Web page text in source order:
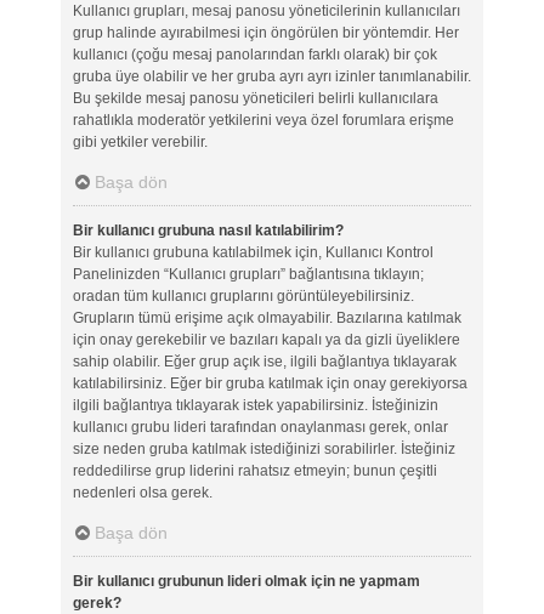
Kullanıcı grupları, mesaj panosu yöneticilerinin kullanıcıları
grup halinde ayırabilmesi için öngörülen bir yöntemdir. Her
kullanıcı (çoğu mesaj panolarından farklı olarak) bir çok
gruba üye olabilir ve her gruba ayrı ayrı izinler tanımlanabilir.
Bu şekilde mesaj panosu yöneticileri belirli kullanıcılara
rahatlıkla moderatör yetkilerini veya özel forumlara erişme
gibi yetkiler verebilir.
Başa dön
Bir kullanıcı grubuna nasıl katılabilirim?
Bir kullanıcı grubuna katılabilmek için, Kullanıcı Kontrol
Panelinizden “Kullanıcı grupları” bağlantısına tıklayın;
oradan tüm kullanıcı gruplarını görüntüleyebilirsiniz.
Grupların tümü erişime açık olmayabilir. Bazılarına katılmak
için onay gerekebilir ve bazıları kapalı ya da gizli üyeliklere
sahip olabilir. Eğer grup açık ise, ilgili bağlantıya tıklayarak
katılabilirsiniz. Eğer bir gruba katılmak için onay gerekiyorsa
ilgili bağlantıya tıklayarak istek yapabilirsiniz. İsteğinizin
kullanıcı grubu lideri tarafından onaylanması gerek, onlar
size neden gruba katılmak istediğinizi sorabilirler. İsteğiniz
reddedilirse grup liderini rahatsız etmeyin; bunun çeşitli
nedenleri olsa gerek.
Başa dön
Bir kullanıcı grubunun lideri olmak için ne yapmam
gerek?